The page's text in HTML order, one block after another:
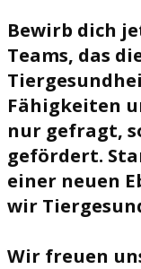
Bewirb dich
Teams, das
Fähigkeiten
nur gefragt,
gefördert.
einer neuen
wir
Wir freuen